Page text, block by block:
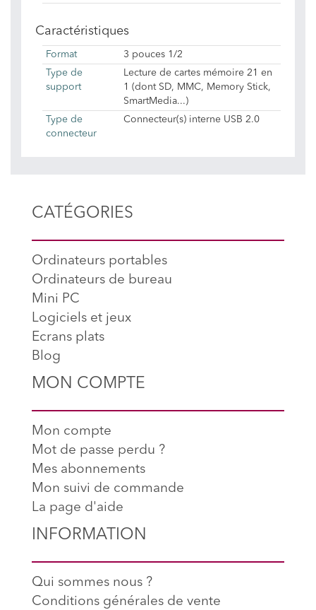
Caractéristiques
Format
3 pouces 1/2
Type de
support
Lecture de cartes mémoire 21 en
1 (dont SD, MMC, Memory Stick,
SmartMedia...)
Type de
connecteur
Connecteur(s) interne USB 2.0
CATÉGORIES
Ordinateurs portables
Ordinateurs de bureau
Mini PC
Logiciels et jeux
Ecrans plats
Blog
MON COMPTE
Mon compte
Mot de passe perdu ?
Mes abonnements
Mon suivi de commande
La page d'aide
INFORMATION
Qui sommes nous ?
Conditions générales de vente